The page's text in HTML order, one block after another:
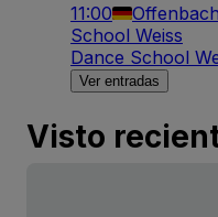
11:00
School Weiss
Dance School
Ver entradas
Visto